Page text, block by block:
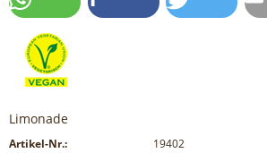
Limonade
Artikel-Nr.:
19402